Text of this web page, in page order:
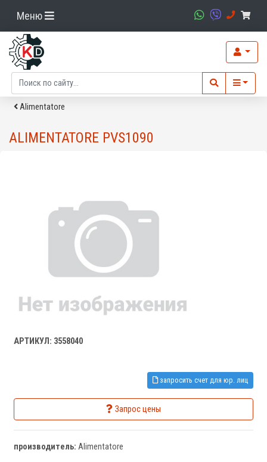
Меню
Alimentatore
ALIMENTATORE PVS1090
АРТИКУЛ: 3558040
запросить счет для юр. лиц
Запрос цены
производитель: Alimentatore